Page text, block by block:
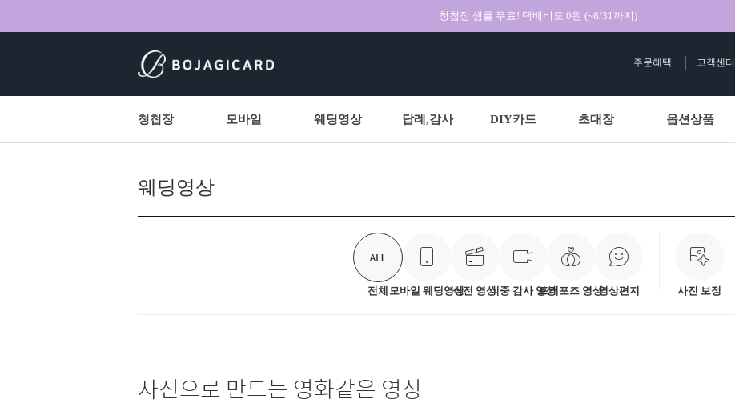
청첩장 샘플 무료! 택배비도 0원 (~8/31까지)
주문혜택 고객센터
청첩장 모바일 웨딩영상 답례,감사 DIY카드 초대장 옵션상품
웨딩영상
전체 모바일 웨딩영상식전 영상식중 감사 영상프러포즈 영상영상편지 사진 보정
사진으로 만드는 영화같은 영상